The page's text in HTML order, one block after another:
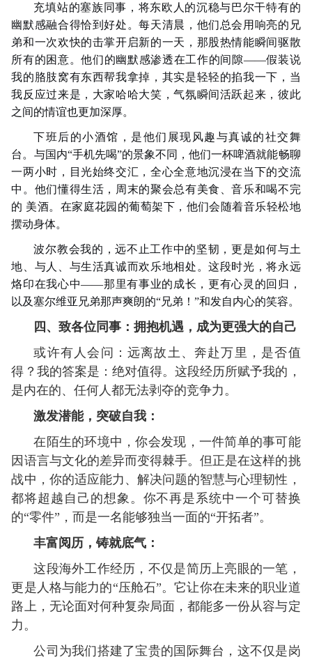
充填站的塞族同事，将东欧人的沉稳与巴尔干特有的
幽默感融合得恰到好处。每天清晨，他们总会用响亮的兄
弟和一次欢快的击掌开启新的一天，那股热情能瞬间驱散
所有的困意。他们的幽默感渗透在工作的间隙——假装说
我的胳肢窝有东西帮我拿掉，其实是轻轻的掐我一下，当
我反应过来是，大家哈哈大笑，气氛瞬间活跃起来，彼此
之间的情谊也更加深厚。
下班后的小酒馆，是他们展现风趣与真诚的社交舞
台。与国内“手机先喝”的景象不同，他们一杯啤酒就能畅聊
一两小时，目光始终交汇，全心全意地沉浸在当下的交流
中。他们懂得生活，周末的聚会总有美食、音乐和喝不完
的 美酒。在家庭花园的葡萄架下，他们会随着音乐轻松地
摆动身体。
波尔教会我的，远不止工作中的坚韧，更是如何与土
地、与人、与生活真诚而欢乐地相处。这段时光，将永远
烙印在我心中——那里有事业的成长，更有心灵的回归，
以及塞尔维亚兄弟那声爽朗的“兄弟！”和发自内心的笑容。
四 、致各位同事：拥抱机遇，成为更强大的自己
或许有人会问：远离故土、奔赴万里，是否值
得？我的答案是：绝对值得。这段经历所赋予我的，
是内在的、任何人都无法剥夺的竞争力。
激发潜能，突破自我：
在陌生的环境中，你会发现，一件简单的事可能
因语言与文化的差异而变得棘手。但正是在这样的挑
战中，你的适应能力、解决问题的智慧与心理韧性，
都将超越自己的想象。你不再是系统中一个可替换
的“零件”，而是一名能够独当一面的“开拓者”。
丰富阅历，铸就底气：
这段海外工作经历，不仅是简历上亮眼的一笔，
更是人格与能力的“压舱石”。它让你在未来的职业道
路上，无论面对何种复杂局面，都能多一份从容与定
力。
公司为我们搭建了宝贵的国际舞台，这不仅是岗